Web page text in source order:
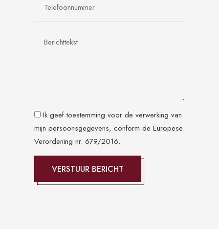
Ik geef toestemming voor de verwerking van
mijn persoonsgegevens, conform de Europese
Verordening nr. 679/2016.